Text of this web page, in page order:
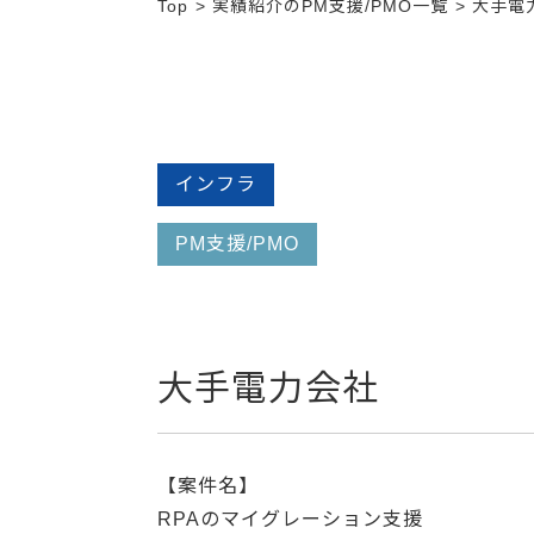
Top 実績紹介のPM支援/PMO一覧 大手電
インフラ
PM支援/PMO
大手電力会社
【案件名】
RPAのマイグレーション支援